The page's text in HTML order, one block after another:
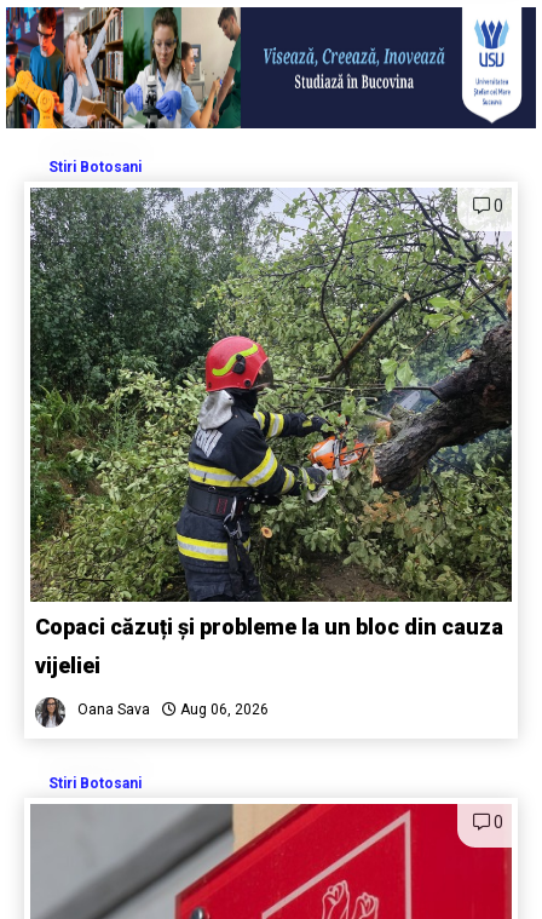
Stiri Botosani
0
Copaci căzuți și probleme la un bloc din cauza
vijeliei
Oana Sava Aug 06, 2026
Stiri Botosani
0